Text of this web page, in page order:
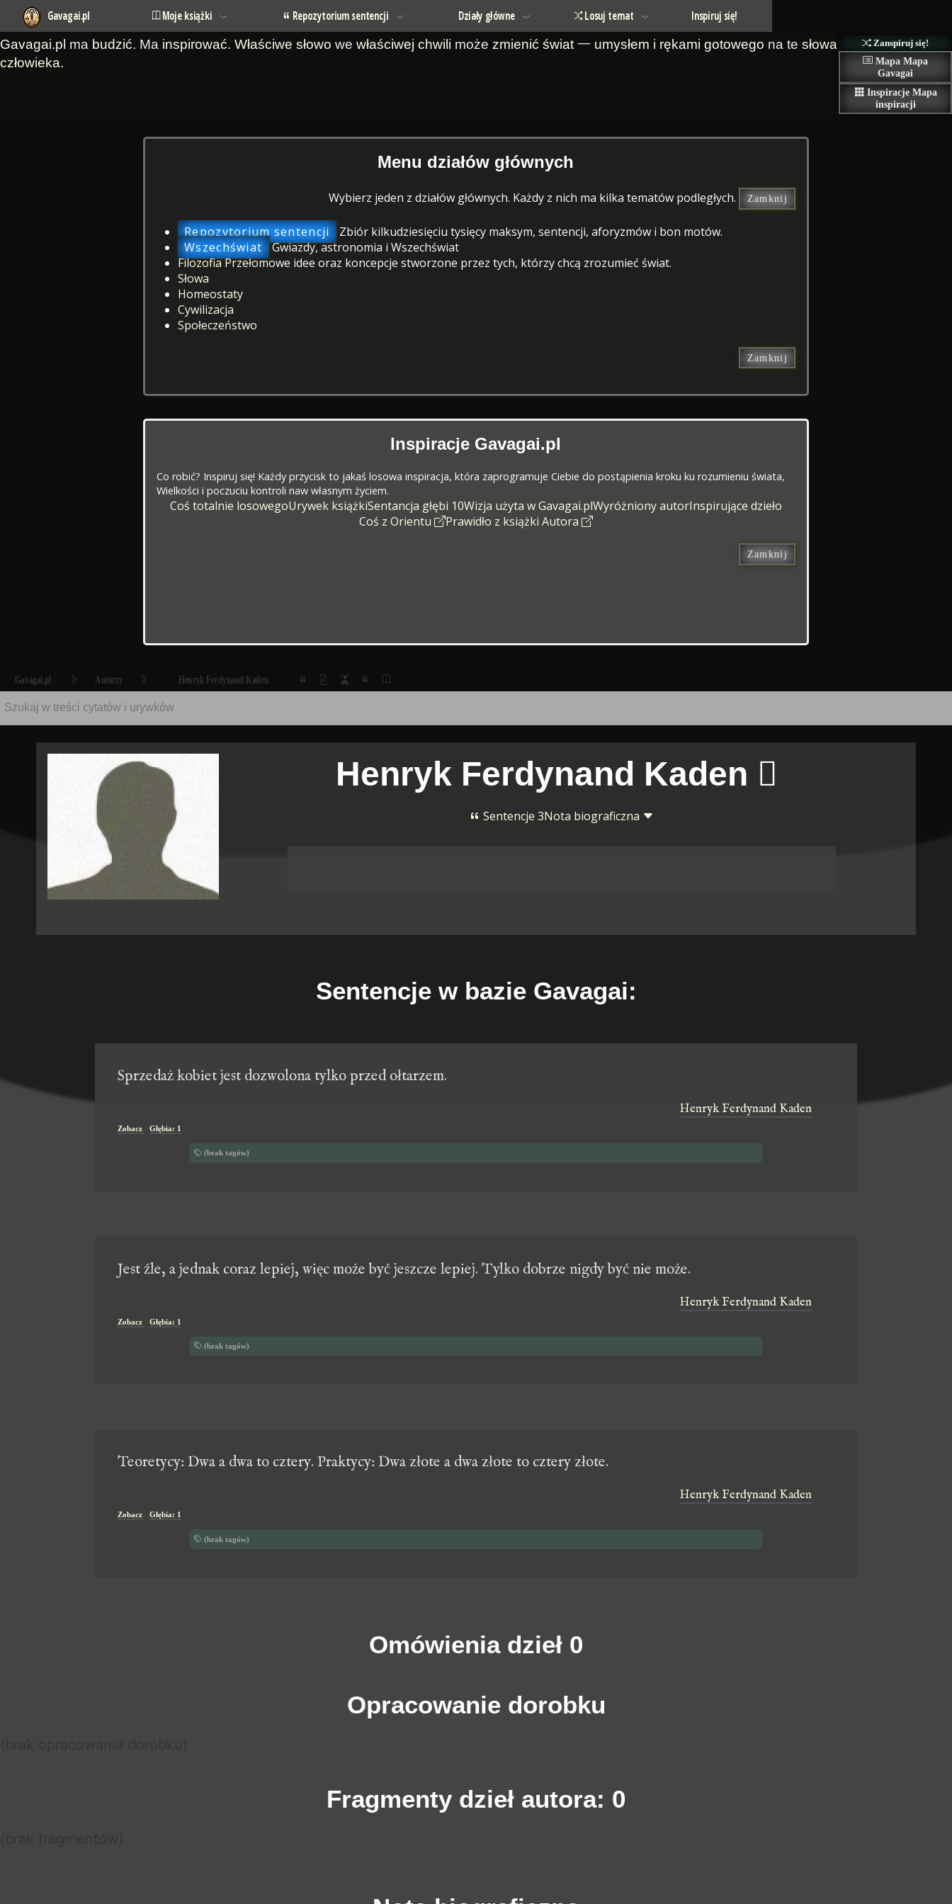
Gavagai.pl Moje książki Repozytorium sentencji Działy główne Losuj temat Inspiruj się!
Gavagai.pl ma budzić. Ma inspirować. Właściwe słowo we właściwej chwili może zmienić świat 一 umysłem i rękami gotowego na te słowa
człowieka.
Zanspiruj się!
Mapa Mapa
Gavagai
Inspiracje Mapa
inspiracji
Menu działów głównych
Wybierz jeden z działów głównych. Każdy z nich ma kilka tematów podległych. Zamknij
Repozytorium sentencji
Zbiór kilkudziesięciu tysięcy maksym, sentencji, aforyzmów i bon motów.
Wszechświat Gwiazdy, astronomia i Wszechświat
FilozofiaPrzełomowe idee oraz koncepcje stworzone przez tych, którzy chcą zrozumieć świat.
Słowa
Homeostaty
Cywilizacja
Społeczeństwo
Zamknij
Inspiracje Gavagai.pl
Co robić? Inspiruj się! Każdy przycisk to jakaś losowa inspiracja, która zaprogramuje Ciebie do postąpienia kroku ku rozumieniu świata,
Wielkości i poczuciu kontroli naw własnym życiem.
Coś totalnie losowegoUrywek książkiSentancja głębi 10Wizja użyta w Gavagai.plWyróżniony autorInspirujące dzieło
Coś z Orientu
Prawidło z książki Autora
Zamknij
Gavagai.pl Autorzy Henryk Ferdynand Kaden
Henryk Ferdynand Kaden
Sentencje 3Nota biograficzna
Sentencje w bazie Gavagai:
Sprzedaż kobiet jest dozwolona tylko przed ołtarzem.
Henryk Ferdynand Kaden
Zobacz Głębia: 1
(brak tagów)
Jest źle, a jednak coraz lepiej, więc może być jeszcze lepiej. Tylko dobrze nigdy być nie może.
Henryk Ferdynand Kaden
Zobacz Głębia: 1
(brak tagów)
Teoretycy: Dwa a dwa to cztery. Praktycy: Dwa złote a dwa złote to cztery złote.
Henryk Ferdynand Kaden
Zobacz Głębia: 1
(brak tagów)
Omówienia dzieł 0
Opracowanie dorobku
Fragmenty dzieł autora: 0